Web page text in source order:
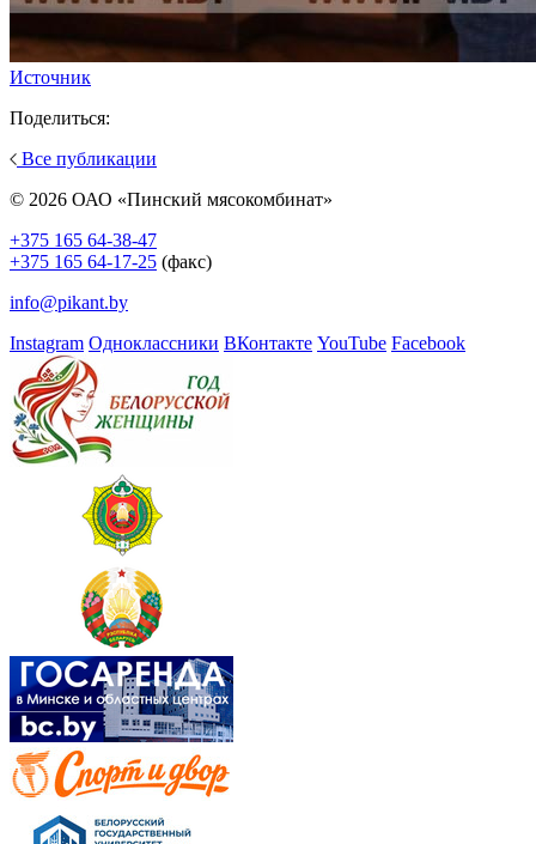
Источник
Поделиться:
Все публикации
© 2026 ОАО «Пинский мясокомбинат»
+375 165 64-38-47
+375 165 64-17-25 (факс)
info@pikant.by
Instagram Одноклассники ВКонтакте YouTube Facebook